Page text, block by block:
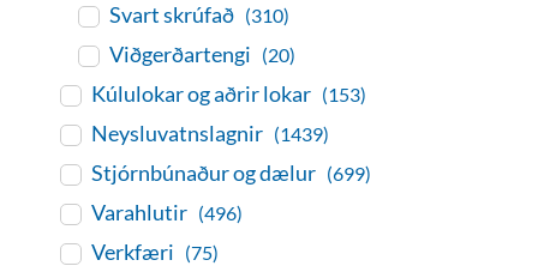
Svart skrúfað (310)
Viðgerðartengi (20)
Kúlulokar og aðrir lokar (153)
Neysluvatnslagnir (1439)
Stjórnbúnaður og dælur (699)
Varahlutir (496)
Verkfæri (75)